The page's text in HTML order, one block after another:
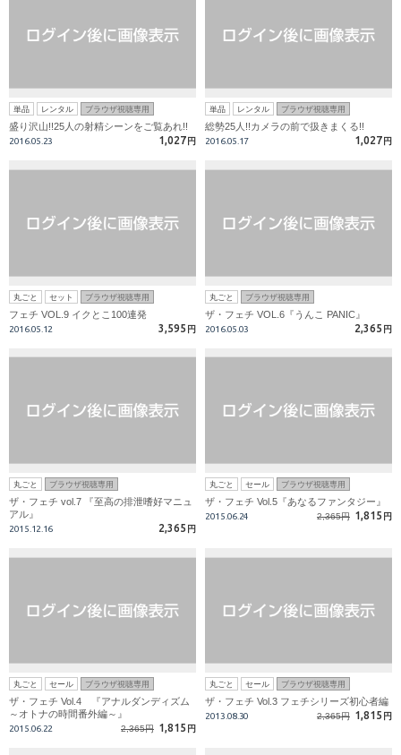
単品 レンタル ブラウザ視聴専用
盛り沢山!!25人の射精シーンをご覧あれ!!
2016.05.23 1,027 円
単品 レンタル ブラウザ視聴専用
総勢25人!!カメラの前で扱きまくる!!
2016.05.17 1,027 円
丸ごと セット ブラウザ視聴専用
フェチ VOL.9 イクとこ100連発
2016.05.12 3,595 円
丸ごと ブラウザ視聴専用
ザ・フェチ VOL.6『うんこ PANIC』
2016.05.03 2,365 円
丸ごと ブラウザ視聴専用
ザ・フェチ vol.7 『至高の排泄嗜好マニュ
アル』
2015.12.16 2,365 円
丸ごと セール ブラウザ視聴専用
ザ・フェチ Vol.5『あなるファンタジー』
2015.06.24 2,365円 1,815 円
丸ごと セール ブラウザ視聴専用
ザ・フェチ Vol.4 『アナルダンディズム
～オトナの時間番外編～』
2015.06.22 2,365円 1,815 円
丸ごと セール ブラウザ視聴専用
ザ・フェチ Vol.3 フェチシリーズ初心者編
2013.08.30 2,365円 1,815 円